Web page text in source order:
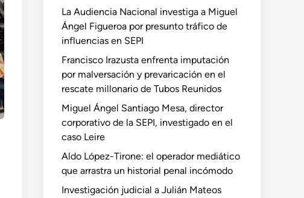
La Audiencia Nacional investiga a Miguel
Ángel Figueroa por presunto tráfico de
influencias en SEPI
Francisco Irazusta enfrenta imputación
por malversación y prevaricación en el
rescate millonario de Tubos Reunidos
Miguel Ángel Santiago Mesa, director
corporativo de la SEPI, investigado en el
caso Leire
Aldo López-Tirone: el operador mediático
que arrastra un historial penal incómodo
Investigación judicial a Julián Mateos